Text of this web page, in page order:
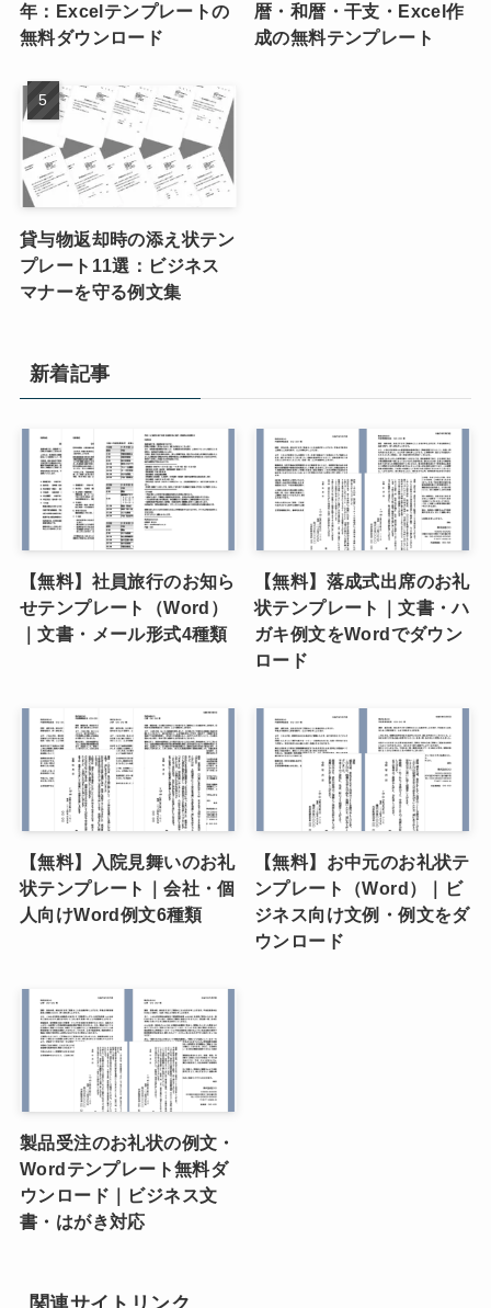
年：Excelテンプレートの
無料ダウンロード
暦・和暦・干支・Excel作
成の無料テンプレート
貸与物返却時の添え状テン
プレート11選：ビジネス
マナーを守る例文集
新着記事
【無料】社員旅行のお知ら
せテンプレート（Word）
｜文書・メール形式4種類
【無料】落成式出席のお礼
状テンプレート｜文書・ハ
ガキ例文をWordでダウン
ロード
【無料】入院見舞いのお礼
状テンプレート｜会社・個
人向けWord例文6種類
【無料】お中元のお礼状テ
ンプレート（Word）｜ビ
ジネス向け文例・例文をダ
ウンロード
製品受注のお礼状の例文・
Wordテンプレート無料ダ
ウンロード｜ビジネス文
書・はがき対応
関連サイトリンク